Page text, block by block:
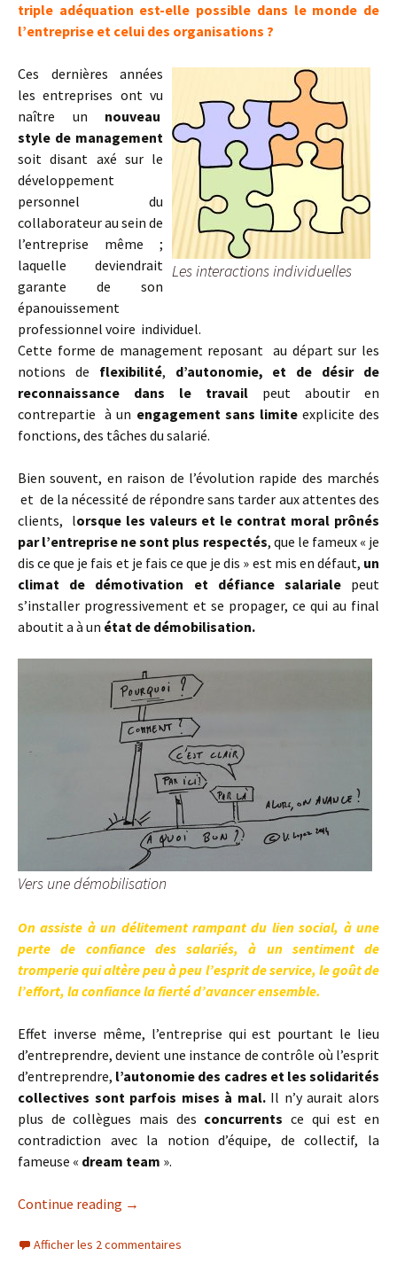
triple adéquation est-elle possible dans le monde de
l’entreprise et celui des organisations ?
Les interactions individuelles
Ces dernières années
les entreprises ont vu
naître un nouveau
style de management
soit disant axé sur le
développement
personnel du
collaborateur au sein de
l’entreprise même ;
laquelle deviendrait
garante de son
épanouissement
professionnel voire individuel.
Cette forme de management reposant au départ sur les
notions de flexibilité, d’autonomie, et de désir de
reconnaissance dans le travail peut aboutir en
contrepartie à un engagement sans limiteexplicite des
fonctions, des tâches du salarié.
Bien souvent, en raison de l’évolution rapide des marchés
et de la nécessité de répondre sans tarder aux attentes des
clients, lorsque les valeurs et le contrat moral prônés
par l’entreprise ne sont plus respectés, que le fameux « je
dis ce que je fais et je fais ce que je dis » est mis en défaut, un
climat de démotivation et défiance salarialepeut
s’installer progressivement et se propager, ce qui au final
aboutit a à un état de démobilisation.
Vers une démobilisation
On assiste à un délitement rampant du lien social, à une
perte de confiance des salariés, à un sentiment de
tromperie qui altère peu à peu l’esprit de service, le goût de
l’effort, la confiance la fierté d’avancer ensemble.
Effet inverse même, l’entreprise qui est pourtant le lieu
d’entreprendre, devient une instance de contrôle où l’esprit
d’entreprendre, l’autonomie des cadres et les solidarités
collectives sont parfois mises à mal.Il n’y aurait alors
plus de collègues mais des concurrents ce qui est en
contradiction avec la notion d’équipe, de collectif, la
fameuse « dream team ».
Continue reading →
Afficher les 2 commentaires